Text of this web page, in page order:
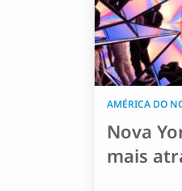
AMÉRICA DO
Nova
mais